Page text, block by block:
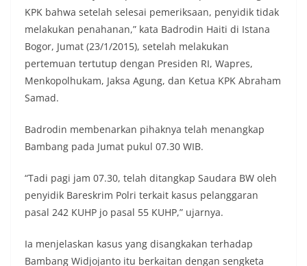
KPK bahwa setelah selesai pemeriksaan, penyidik tidak
melakukan penahanan,” kata Badrodin Haiti di Istana
Bogor, Jumat (23/1/2015), setelah melakukan
pertemuan tertutup dengan Presiden RI, Wapres,
Menkopolhukam, Jaksa Agung, dan Ketua KPK Abraham
Samad.
Badrodin membenarkan pihaknya telah menangkap
Bambang pada Jumat pukul 07.30 WIB.
“Tadi pagi jam 07.30, telah ditangkap Saudara BW oleh
penyidik Bareskrim Polri terkait kasus pelanggaran
pasal 242 KUHP jo pasal 55 KUHP,” ujarnya.
Ia menjelaskan kasus yang disangkakan terhadap
Bambang Widjojanto itu berkaitan dengan sengketa